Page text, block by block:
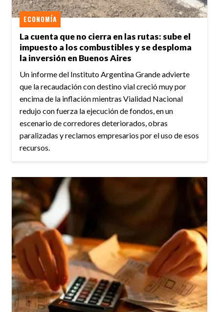
La cuenta que no cierra en las rutas: sube el
impuesto a los combustibles y se desploma
la inversión en Buenos Aires
ECONOMÍA
Un informe del Instituto Argentina Grande advierte
que la recaudación con destino vial creció muy por
encima de la inflación mientras Vialidad Nacional
redujo con fuerza la ejecución de fondos, en un
escenario de corredores deteriorados, obras
paralizadas y reclamos empresarios por el uso de esos
recursos.